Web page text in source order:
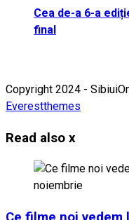
Cea de-a 6-a
final
Copyright 2024 -
Everestthemes
Read also x